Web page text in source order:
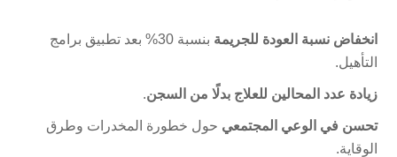
انخفاض نسبة العودة للجريمة
بنسبة 30% بعد تطبيق برامج
التأهيل.
زيادة عدد المحالين للعلاج بدلًا من السجن.
تحسن في الوعي المجتمعي حول خطورة المخدرات وطرق
الوقاية.